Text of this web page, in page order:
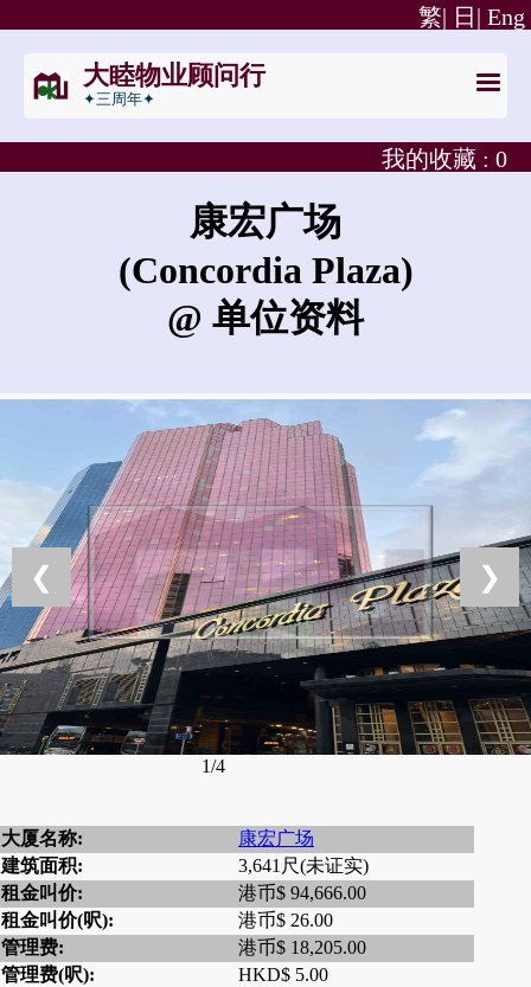
Eng
日|
繁|
大睦物业顾问行
✦三周年✦
我的收藏 : 0
康宏广场
(Concordia Plaza)
@ 单位资料
❮ ❯
1/4
大厦名称:
康宏广场
建筑面积:
3,641尺(未证实)
租金叫价:
港币$ 94,666.00
租金叫价(呎):
港币$ 26.00
管理费:
港币$ 18,205.00
管理费(呎):
HKD$ 5.00